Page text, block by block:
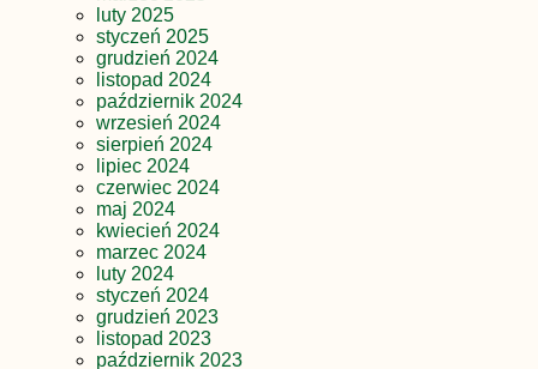
luty 2025
styczeń 2025
grudzień 2024
listopad 2024
październik 2024
wrzesień 2024
sierpień 2024
lipiec 2024
czerwiec 2024
maj 2024
kwiecień 2024
marzec 2024
luty 2024
styczeń 2024
grudzień 2023
listopad 2023
październik 2023